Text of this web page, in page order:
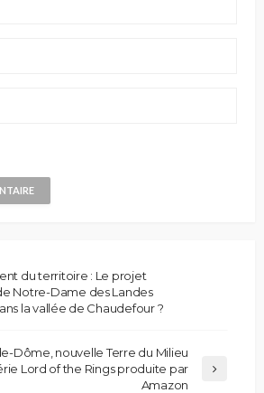
du territoire : Le projet
Notre-Dame des Landes
la vallée de Chaudefour ?
Dôme, nouvelle Terre du Milieu
Lord of the Rings produite par
Amazon